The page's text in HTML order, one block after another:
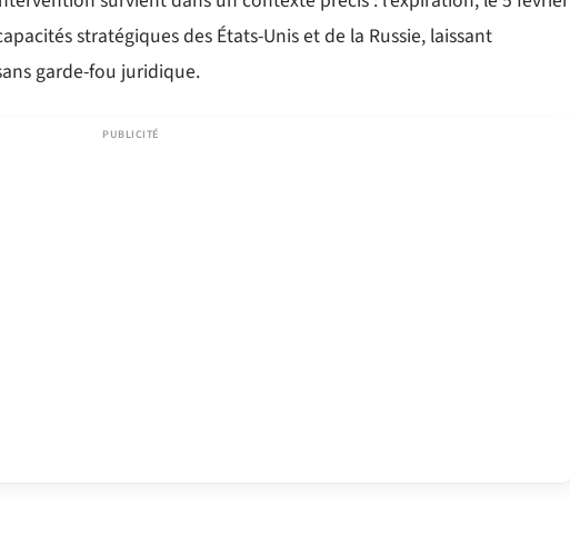
stratégiques des États-Unis et de la Russie, laissant
garde-fou juridique.